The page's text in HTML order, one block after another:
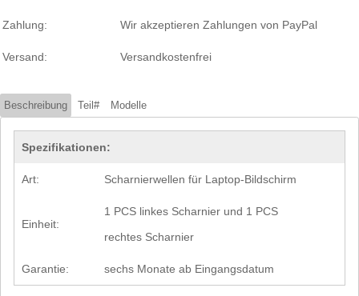
Zahlung: Wir akzeptieren Zahlungen von PayPal
Versand: Versandkostenfrei
Beschreibung Teil# Modelle
Spezifikationen:
Art: Scharnierwellen für Laptop-Bildschirm
Einheit:
1 PCS linkes Scharnier und 1 PCS
rechtes Scharnier
Garantie: sechs Monate ab Eingangsdatum